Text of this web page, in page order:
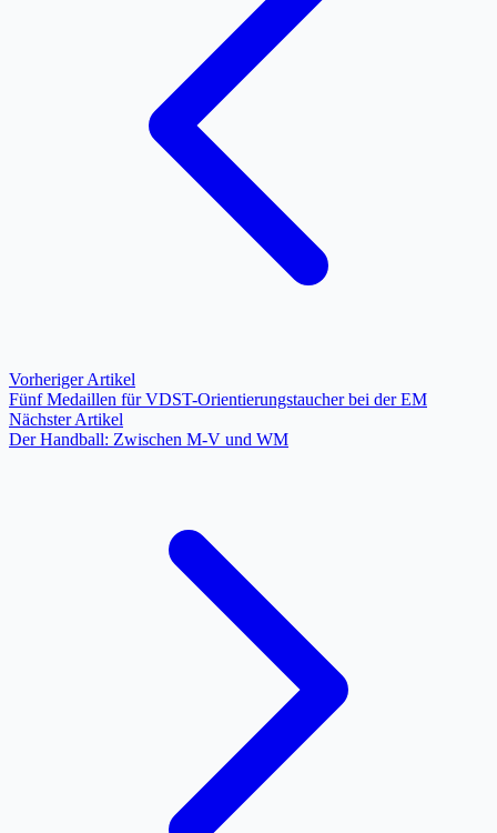
Vorheriger Artikel
Fünf Medaillen für VDST-Orientierungstaucher bei der EM
Nächster Artikel
Der Handball: Zwischen M-V und WM